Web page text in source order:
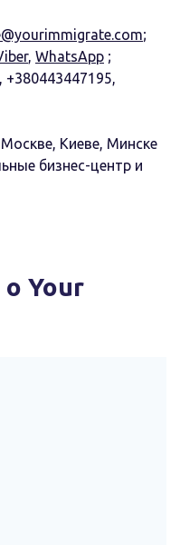
;
, WhatsApp ;
Киеве, Минске
бизнес-центр и
Your